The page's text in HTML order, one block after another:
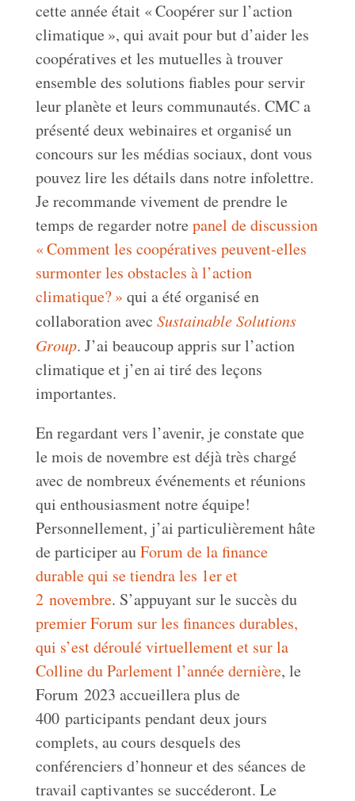
cette année était « Coopérer sur l’action
climatique », qui avait pour but d’aider les
coopératives et les mutuelles à trouver
ensemble des solutions fiables pour servir
leur planète et leurs communautés. CMC a
présenté deux webinaires et organisé un
concours sur les médias sociaux, dont vous
pouvez lire les détails dans notre infolettre.
Je recommande vivement de prendre le
temps de regarder notrepanel de discussion
« Comment les coopératives peuvent-elles
surmonter les obstacles à l’action
climatique? » qui a été organisé en
collaboration avec Sustainable Solutions
Group. J’ai beaucoup appris sur l’action
climatique et j’en ai tiré des leçons
importantes.
En regardant vers l’avenir, je constate que
le mois de novembre est déjà très chargé
avec de nombreux événements et réunions
qui enthousiasment notre équipe!
Personnellement, j’ai particulièrement hâte
de participer auForum de la finance
durable qui se tiendra les 1er et
2 novembre. S’appuyant sur le succès du
premier Forum sur les finances durables,
qui s’est déroulé virtuellement et sur la
Colline du Parlement l’année dernière, le
Forum 2023 accueillera plus de
400 participants pendant deux jours
complets, au cours desquels des
conférenciers d’honneur et des séances de
travail captivantes se succéderont. Le